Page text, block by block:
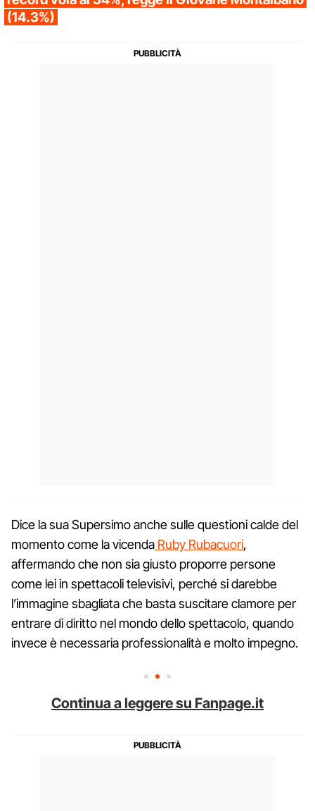
(14.3%)
Dice la sua Supersimo anche sulle questioni calde del
momento come la vicenda Ruby Rubacuori,
affermando che non sia giusto proporre persone
come lei in spettacoli televisivi, perché si darebbe
l’immagine sbagliata che basta suscitare clamore per
entrare di diritto nel mondo dello spettacolo, quando
invece è necessaria professionalità e molto impegno.
Continua a leggere su Fanpage.it